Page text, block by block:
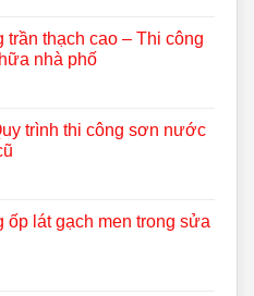
trần thạch cao – Thi công
nhà phố
trình thi công sơn nước
ốp lát gạch men trong sửa